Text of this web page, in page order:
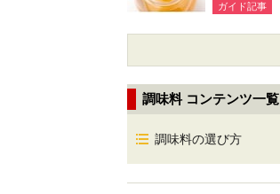
ガイド記事
調味料 コンテンツ一覧
調味料の選び方